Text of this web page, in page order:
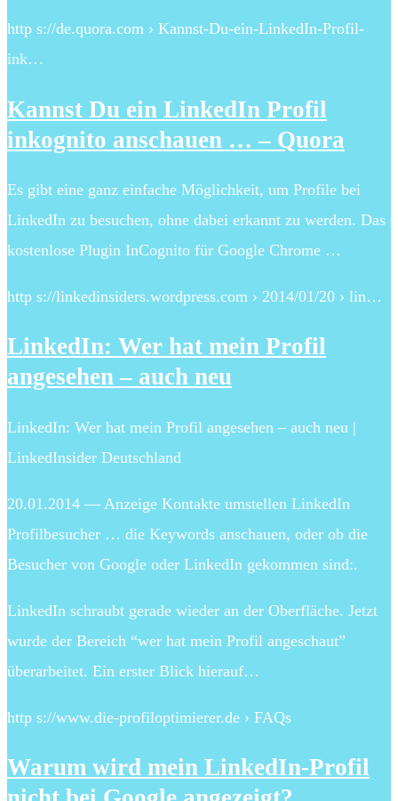
http s://de.quora.com › Kannst-Du-ein-LinkedIn-Profil-
ink…
Kannst Du ein LinkedIn Profil
inkognito anschauen … – Quora
Es gibt eine ganz einfache Möglichkeit, um Profile bei
LinkedIn zu besuchen, ohne dabei erkannt zu werden. Das
kostenlose Plugin InCognito für Google Chrome …
http s://linkedinsiders.wordpress.com › 2014/01/20 › lin…
LinkedIn: Wer hat mein Profil
angesehen – auch neu
LinkedIn: Wer hat mein Profil angesehen – auch neu |
LinkedInsider Deutschland
20.01.2014 — Anzeige Kontakte umstellen LinkedIn
Profilbesucher … die Keywords anschauen, oder ob die
Besucher von Google oder LinkedIn gekommen sind:.
LinkedIn schraubt gerade wieder an der Oberfläche. Jetzt
wurde der Bereich “wer hat mein Profil angeschaut”
überarbeitet. Ein erster Blick hierauf…
http s://www.die-profiloptimierer.de › FAQs
Warum wird mein LinkedIn-Profil